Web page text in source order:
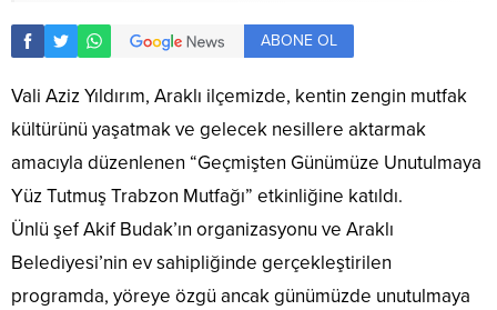
ABONE OL
Vali Aziz Yıldırım, Araklı ilçemizde, kentin zengin mutfak
kültürünü yaşatmak ve gelecek nesillere aktarmak
amacıyla düzenlenen “Geçmişten Günümüze Unutulmaya
Yüz Tutmuş Trabzon Mutfağı” etkinliğine katıldı.
Ünlü şef Akif Budak’ın organizasyonu ve Araklı
Belediyesi’nin ev sahipliğinde gerçekleştirilen
programda, yöreye özgü ancak günümüzde unutulmaya